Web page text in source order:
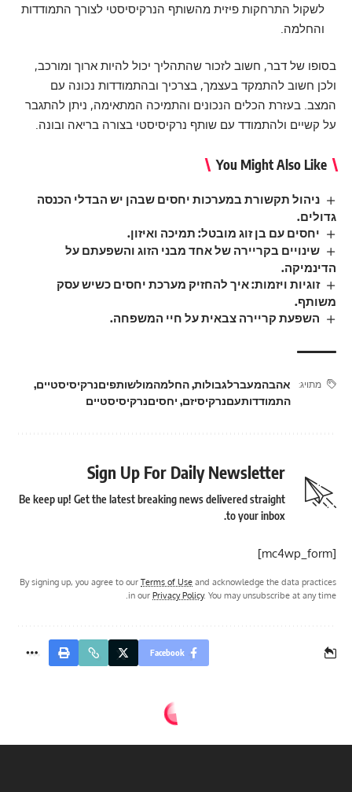
לשקול התרחקות פיזית מהשותף הנרקיסיסטי לצורך התמודדות
והחלמה.
בסופו של דבר, חשוב לזכור שהתהליך יכול להיות ארוך ומורכב,
ולכן חשוב להתמקד בעצמך, בצרכיך ובהתמודדות נכונה עם
המצב. בעזרת הכלים הנכונים והתמיכה המתאימה, ניתן להתגבר
על קשיים ולהתמודד עם שותף נרקיסיסטי בצורה בריאה ובונה.
You Might Also Like
ניהול תקשורת במערכות יחסים שבהן יש הבדלי הכנסה
גדולים.
יחסים עם בן זוג מובטל: תמיכה ואיזון.
שינויים בקריירה של אחד מבני הזוג והשפעתם על
הדינמיקה.
זוגיות ויזמות: איך להחזיק מערכת יחסים כשיש עסק
משותף.
השפעת קריירה צבאית על חיי המשפחה.
מתויג: אהבהמעברלגבולות,החלמהמולשותפיםנרקיסיסטיים,
התמודדותעםנרקיסיזם,יחסיםנרקיסיסטיים
Sign Up For Daily Newsletter
Be keep up! Get the latest breaking news delivered straight
to your inbox.
By signing up, you agree to ourTerms of Useand acknowledge the data practices
in ourPrivacy Policy. You may unsubscribe at any time.
Facebook